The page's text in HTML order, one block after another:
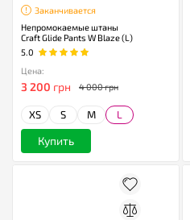
Заканчивается
Непромокаемые штаны
Craft Glide Pants W Blaze (L)
5.0
Цена:
3 200 грн 4 000 грн
XS S M L
Купить